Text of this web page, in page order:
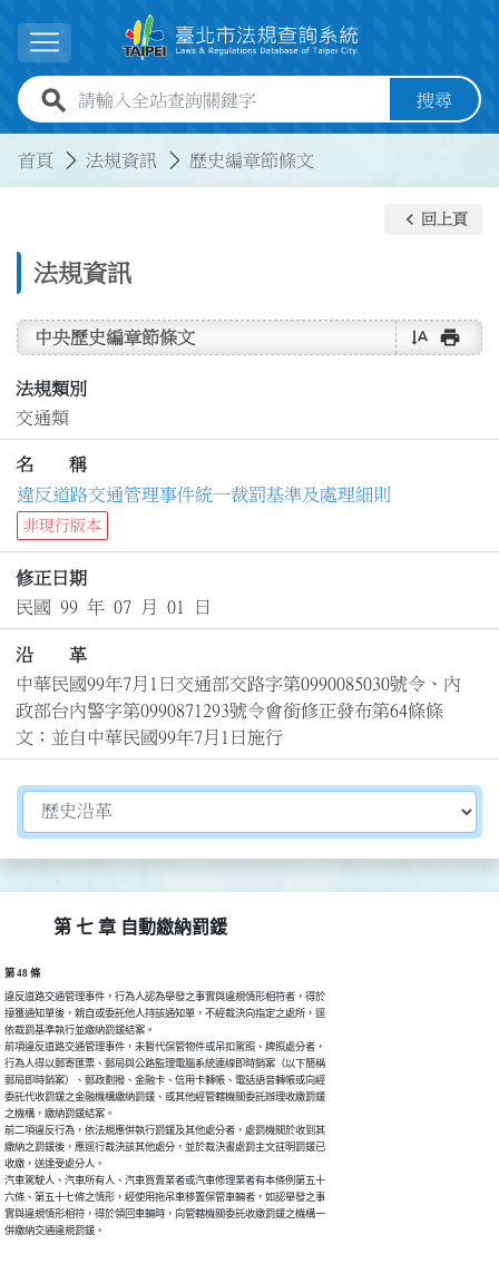
展開選單
全站查詢關鍵字欄位 搜尋
首頁 法規資訊 歷史編章節條文
法規資訊
keyboard_arrow_left 回上頁
中央歷史編章節條文 text_rotate_vertical print
法規類別
交通類
名 稱
違反道路交通管理事件統一裁罰基準及處理細則
非現行版本
修正日期
民國 99 年 07 月 01 日
沿 革
中華民國99年7月1日交通部交路字第0990085030號令、內
政部台內警字第0990871293號令會銜修正發布第64條條
文；並自中華民國99年7月1日施行
切換選擇法規資訊內容
第 七 章 自動繳納罰鍰
第 48 條
違反道路交通管理事件，行為人認為舉發之事實與違規情形相符者，得於
接獲通知單後，親自或委託他人持該通知單，不經裁決向指定之處所，逕
依裁罰基準執行並繳納罰鍰結案。
前項違反道路交通管理事件，未暫代保管物件或吊扣駕照、牌照處分者，
行為人得以郵寄匯票、郵局與公路監理電腦系統連線即時銷案（以下簡稱
郵局即時銷案）、郵政劃撥、金融卡、信用卡轉帳、電話語音轉帳或向經
委託代收罰鍰之金融機構繳納罰鍰、或其他經管轄機關委託辦理收繳罰鍰
之機構，繳納罰鍰結案。
前二項違反行為，依法規應併執行罰鍰及其他處分者，處罰機關於收到其
繳納之罰鍰後，應逕行裁決該其他處分，並於裁決書處罰主文註明罰鍰已
收繳，送達受處分人。
汽車駕駛人、汽車所有人、汽車買賣業者或汽車修理業者有本條例第五十
六條、第五十七條之情形，經使用拖吊車移置保管車輛者，如認舉發之事
實與違規情形相符，得於領回車輛時，向管轄機關委託收繳罰鍰之機構一
併繳納交通違規罰鍰。